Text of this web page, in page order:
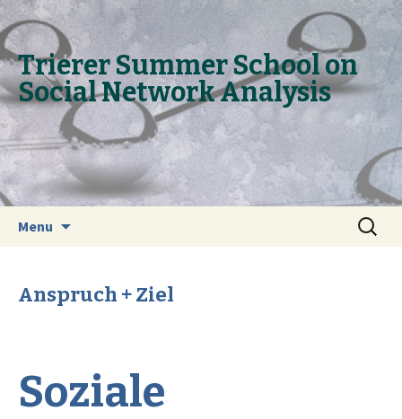
Trie­rer Sum­mer School on
So­ci­al Net­work Ana­ly­sis
Menu
Search
for:
Anspruch + Ziel
Soziale